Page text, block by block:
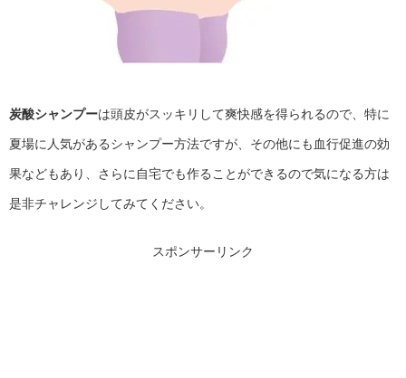
炭酸シャンプーは頭皮がスッキリして爽快感を得られるので、特に
夏場に人気があるシャンプー方法ですが、その他にも血行促進の効
果などもあり、さらに自宅でも作ることができるので気になる方は
是非チャレンジしてみてください。
スポンサーリンク